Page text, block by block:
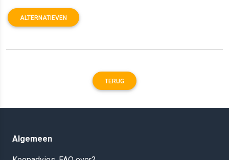
ALTERNATIEVEN
TERUG
Algemeen